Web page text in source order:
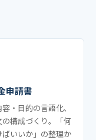
申請書
・目的の言語化、
の構成づくり。「何
ばいいか」の整理か